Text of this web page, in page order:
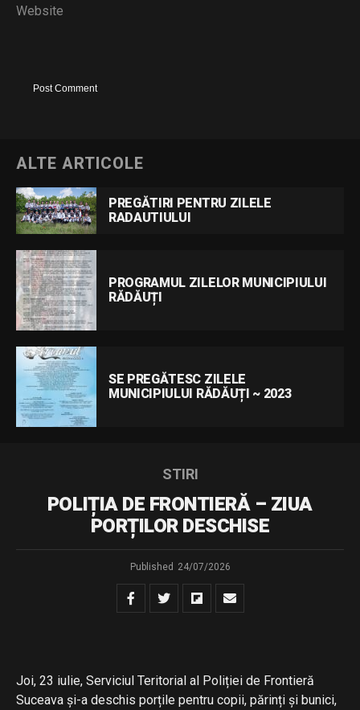
Website
ALTE ARTICOLE
PREGĂTIRI PENTRU ZILELE
RADAUTIULUI
PROGRAMUL ZILELOR MUNICIPIULUI
RĂDĂUȚI
SE PREGĂTESC ZILELE
MUNICIPIULUI RĂDĂUȚI ~ 2023
STIRI
POLIȚIA DE FRONTIERĂ – ZIUA
PORȚILOR DESCHISE
Published 24/07/2026
Joi, 23 iulie, Serviciul Teritorial al Poliției de Frontieră
Suceava și-a deschis porțile pentru copii, părinți și bunici,